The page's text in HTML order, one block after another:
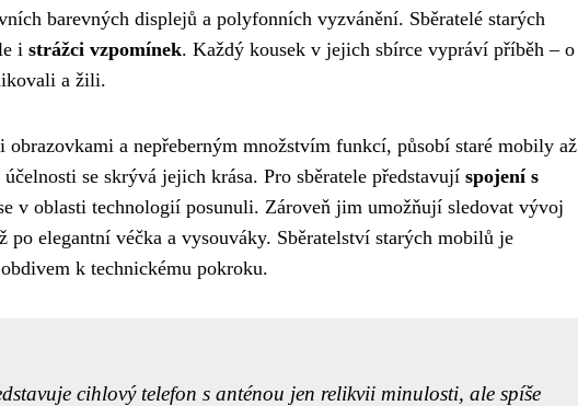
barevných displejů a polyfonních vyzvánění. Sběratelé starých
i strážci vzpomínek. Každý kousek v jejich sbírce vypráví příběh – o
a žili.
a nepřeberným množstvím funkcí, působí staré mobily až
se skrývá jejich krása. Pro sběratele představují spojení s
v oblasti technologií posunuli. Zároveň jim umožňují sledovat vývoj
po elegantní véčka a vysouváky. Sběratelství starých mobilů je
k technickému pokroku.
cihlový telefon s anténou jen relikvii minulosti, ale spíše